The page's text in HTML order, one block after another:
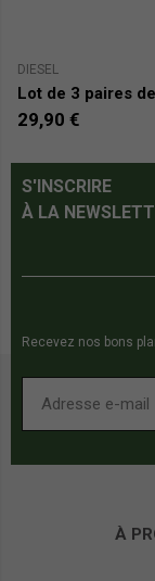
DIESEL
Lot de 3 paires
29,90 €
S'INSCRIRE
À LA
Recevez nos bons
À